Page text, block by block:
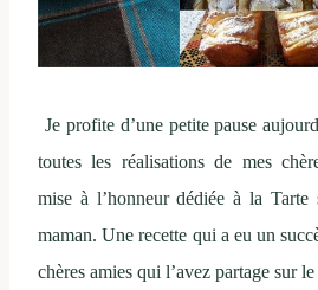
Je profite d’une petite pause
toutes les réalisations de mes
mise à l’honneur dédiée à la Tarte
maman. Une recette qui a eu un
chères amies qui l’avez partage sur